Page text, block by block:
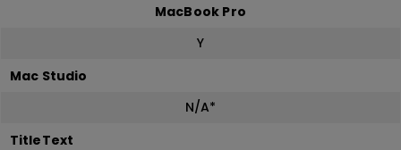
MacBook Pro
Y
Mac Studio
N/A*
TitleText